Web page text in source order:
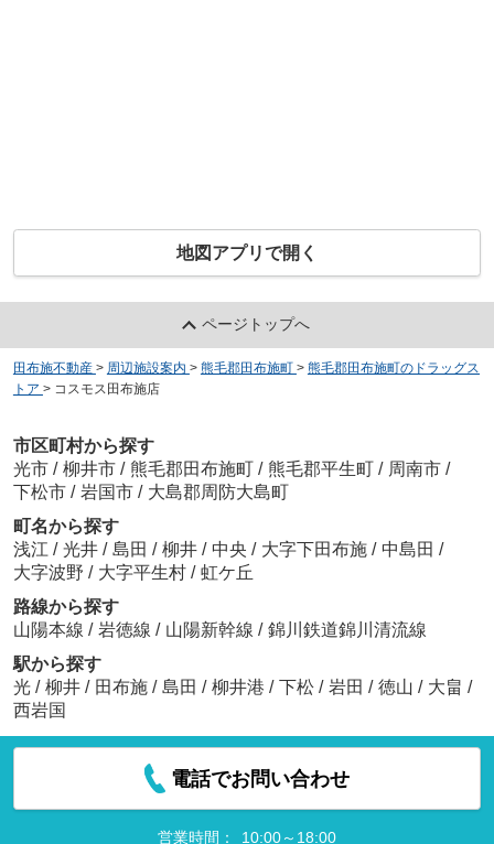
地図アプリで開く
ページトップへ
田布施不動産 > 周辺施設案内 > 熊毛郡田布施町 > 熊毛郡田布施町のドラッグス
トア > コスモス田布施店
市区町村から探す
光市 / 柳井市 / 熊毛郡田布施町 / 熊毛郡平生町 / 周南市 /
下松市 / 岩国市 / 大島郡周防大島町
町名から探す
浅江 / 光井 / 島田 / 柳井 / 中央 / 大字下田布施 / 中島田 /
大字波野 / 大字平生村 / 虹ケ丘
路線から探す
山陽本線 / 岩徳線 / 山陽新幹線 / 錦川鉄道錦川清流線
駅から探す
光 / 柳井 / 田布施 / 島田 / 柳井港 / 下松 / 岩田 / 徳山 / 大畠 /
西岩国
電話でお問い合わせ
営業時間： 10:00～18:00